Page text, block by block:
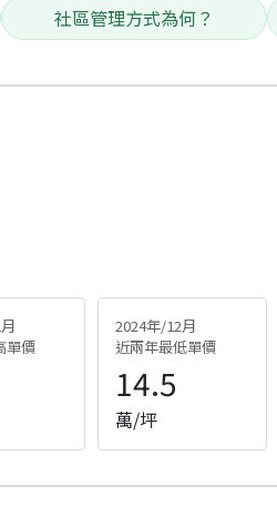
社區管理方式為何？
單價
2024年/12月
近兩年最低單價
14.5
萬/坪